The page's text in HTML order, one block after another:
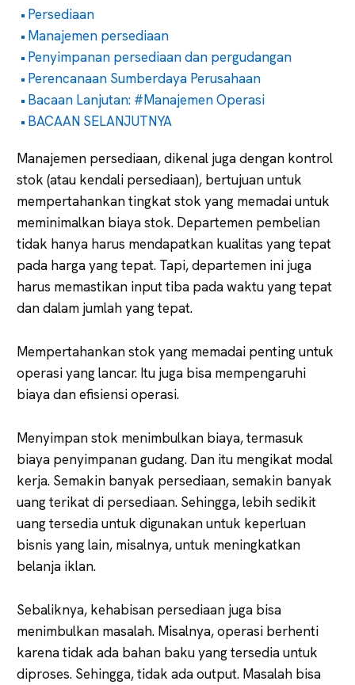
Persediaan
Manajemen persediaan
Penyimpanan persediaan dan pergudangan
Perencanaan Sumberdaya Perusahaan
Bacaan Lanjutan: #Manajemen Operasi
BACAAN SELANJUTNYA
Manajemen persediaan, dikenal juga dengan kontrol
stok (atau kendali persediaan), bertujuan untuk
mempertahankan tingkat stok yang memadai untuk
meminimalkan biaya stok. Departemen pembelian
tidak hanya harus mendapatkan kualitas yang tepat
pada harga yang tepat. Tapi, departemen ini juga
harus memastikan input tiba pada waktu yang tepat
dan dalam jumlah yang tepat.
Mempertahankan stok yang memadai penting untuk
operasi yang lancar. Itu juga bisa mempengaruhi
biaya dan efisiensi operasi.
Menyimpan stok menimbulkan biaya, termasuk
biaya penyimpanan gudang. Dan itu mengikat modal
kerja. Semakin banyak persediaan, semakin banyak
uang terikat di persediaan. Sehingga, lebih sedikit
uang tersedia untuk digunakan untuk keperluan
bisnis yang lain, misalnya, untuk meningkatkan
belanja iklan.
Sebaliknya, kehabisan persediaan juga bisa
menimbulkan masalah. Misalnya, operasi berhenti
karena tidak ada bahan baku yang tersedia untuk
diproses. Sehingga, tidak ada output. Masalah bisa